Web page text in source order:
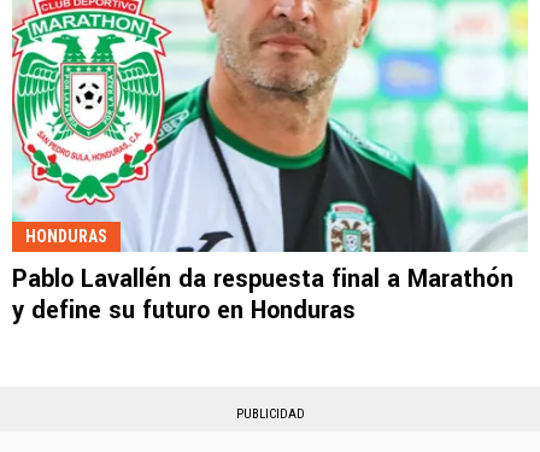
HONDURAS
Pablo Lavallén da respuesta final a Marathón
y define su futuro en Honduras
PUBLICIDAD